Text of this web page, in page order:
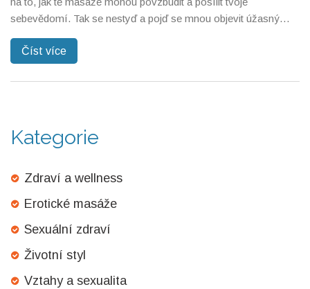
sebevědomí. Tak se nestyď a pojď se mnou objevit úžasný
zkušenost posílit a učinit sebejistější. Toto je ideální místo pro
vlastní kůži.
Číst více
Kategorie
Zdraví a wellness
Erotické masáže
Sexuální zdraví
Životní styl
Vztahy a sexualita